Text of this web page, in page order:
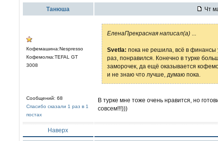
Танюша Чт
Кофемашина:Nespresso
Кофемолка:TEFAL GT
3008
Сообщений: 68
Спасибо сказали 1 раз в 1
постах
ЕленаПрекрасная написал(а)
Svetla: пока не решила, всё в финансы
раз, понравился. Конечно в турке
заморочек, да ещё оказывается
и не знаю что лучше, думаю пока.
В турке мне тоже очень нравится, но
совсем!!!)))
Наверх